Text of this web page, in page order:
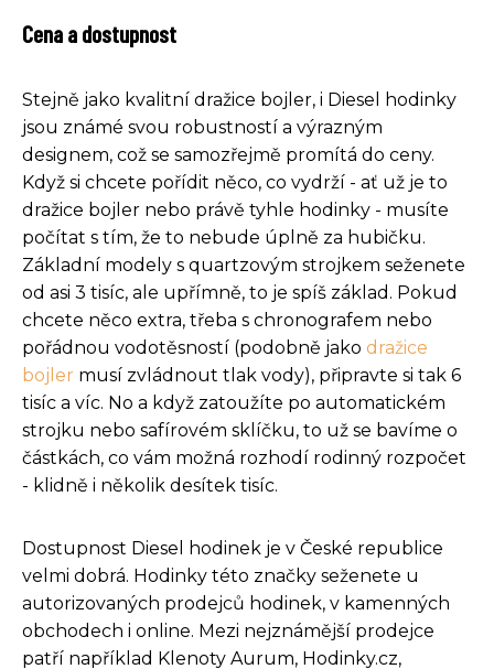
Cena a dostupnost
Stejně jako kvalitní dražice bojler, i Diesel hodinky
jsou známé svou robustností a výrazným
designem, což se samozřejmě promítá do ceny.
Když si chcete pořídit něco, co vydrží - ať už je to
dražice bojler nebo právě tyhle hodinky - musíte
počítat s tím, že to nebude úplně za hubičku.
Základní modely s quartzovým strojkem seženete
od asi 3 tisíc, ale upřímně, to je spíš základ. Pokud
chcete něco extra, třeba s chronografem nebo
pořádnou vodotěsností (podobně jako dražice
bojler musí zvládnout tlak vody), připravte si tak 6
tisíc a víc. No a když zatoužíte po automatickém
strojku nebo safírovém sklíčku, to už se bavíme o
částkách, co vám možná rozhodí rodinný rozpočet
- klidně i několik desítek tisíc.
Dostupnost Diesel hodinek je v České republice
velmi dobrá. Hodinky této značky seženete u
autorizovaných prodejců hodinek, v kamenných
obchodech i online. Mezi nejznámější prodejce
patří například Klenoty Aurum, Hodinky.cz,